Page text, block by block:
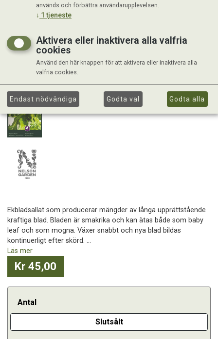
Ekbladsallat som producerar mängder av långa upprättstående
kraftiga blad. Bladen är smakrika och kan ätas både som baby
leaf och som mogna. Växer snabbt och nya blad bildas
kontinuerligt efter skörd. ...
Läs mer
Kr 45,00
Antal
Slutsålt
används och förbättra användarupplevelsen.
↓ 1 tjeneste
Aktivera eller inaktivera alla valfria
cookies
Använd den här knappen för att aktivera eller inaktivera alla
valfria cookies.
Endast nödvändiga Godta val Godta alla